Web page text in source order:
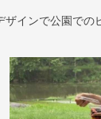
ザインで公園で